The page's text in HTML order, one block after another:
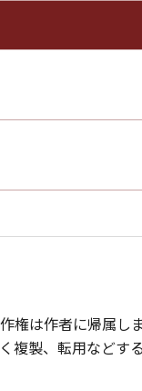
権は作者に帰属しま
製、転用などす